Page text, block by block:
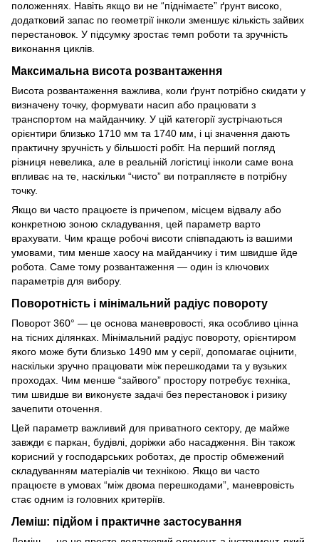
положеннях. Навіть якщо ви не “піднімаєте” ґрунт високо,
додатковий запас по геометрії інколи зменшує кількість зайвих
перестановок. У підсумку зростає темп роботи та зручність
виконання циклів.
Максимальна висота розвантаження
Висота розвантаження важлива, коли ґрунт потрібно скидати у
визначену точку, формувати насип або працювати з
транспортом на майданчику. У цій категорії зустрічаються
орієнтири близько 1710 мм та 1740 мм, і ці значення дають
практичну зручність у більшості робіт. На перший погляд
різниця невелика, але в реальній логістиці інколи саме вона
впливає на те, наскільки “чисто” ви потрапляєте в потрібну
точку.
Якщо ви часто працюєте із причепом, місцем відвалу або
конкретною зоною складування, цей параметр варто
врахувати. Чим краще робочі висоти співпадають із вашими
умовами, тим менше хаосу на майданчику і тим швидше йде
робота. Саме тому розвантаження — один із ключових
параметрів для вибору.
Поворотність і мінімальний радіус повороту
Поворот 360° — це основа маневровості, яка особливо цінна
на тісних ділянках. Мінімальний радіус повороту, орієнтиром
якого може бути близько 1490 мм у серії, допомагає оцінити,
наскільки зручно працювати між перешкодами та у вузьких
проходах. Чим менше “зайвого” простору потребує техніка,
тим швидше ви виконуєте задачі без перестановок і ризику
зачепити оточення.
Цей параметр важливий для приватного сектору, де майже
завжди є паркан, будівлі, доріжки або насадження. Він також
корисний у господарських роботах, де простір обмежений
складуванням матеріалів чи технікою. Якщо ви часто
працюєте в умовах “між двома перешкодами”, маневровість
стає одним із головних критеріїв.
Леміш: підйом і практичне застосування